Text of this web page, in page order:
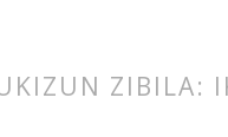
ZIBILA: